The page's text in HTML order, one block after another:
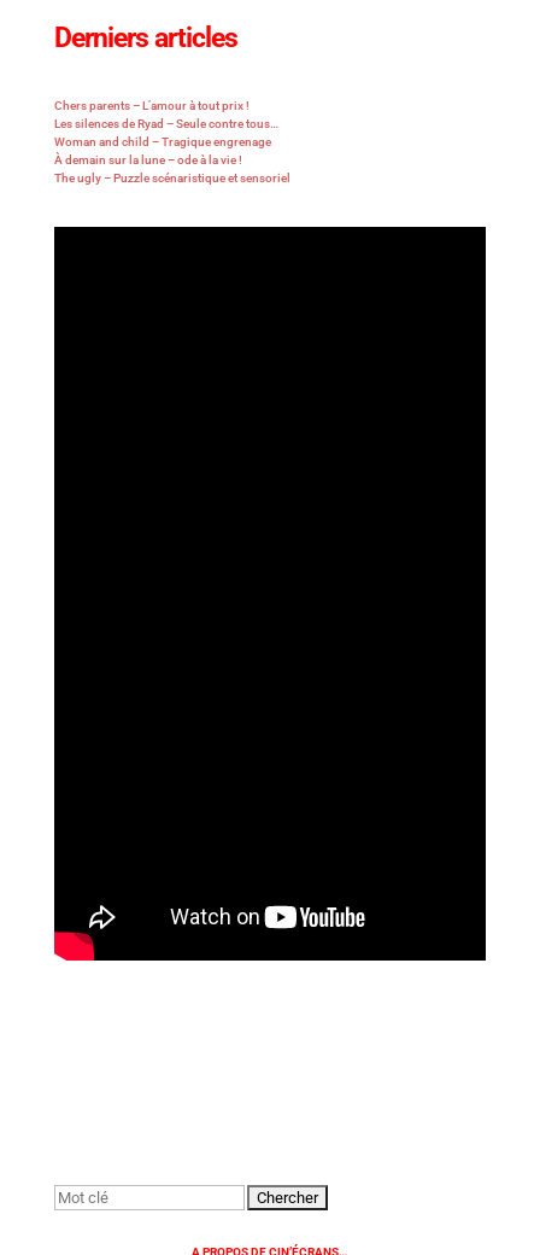
Derniers articles
Chers parents – L’amour à tout prix !
Les silences de Ryad – Seule contre tous…
Woman and child – Tragique engrenage
À demain sur la lune – ode à la vie !
The ugly – Puzzle scénaristique et sensoriel
Rechercher:
A PROPOS DE CIN’ÉCRANS…